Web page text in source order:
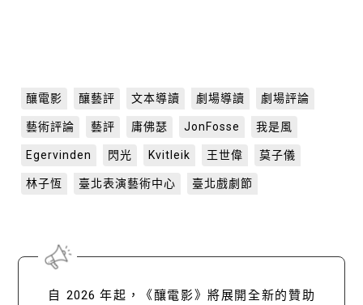
釀電影 釀藝評 文本導讀 劇場導讀 劇場評論
藝術評論 藝評 庸佛瑟 JonFosse 我是風
Egervinden 閃光 Kvitleik 王世偉 莫子儀
林子恆 臺北表演藝術中心 臺北戲劇節
自 2026 年起，《釀電影》將展開全新的贊助